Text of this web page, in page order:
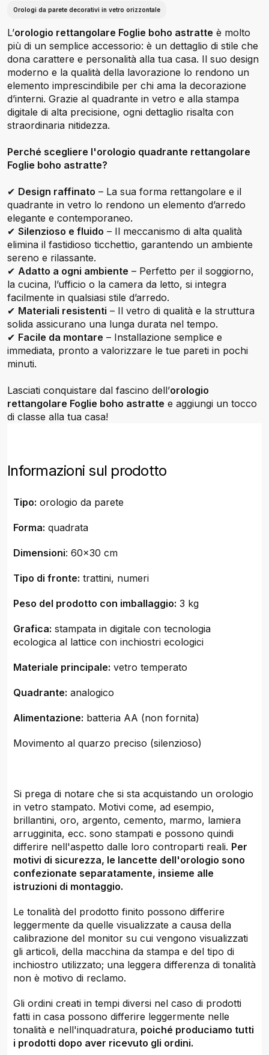
Orologi da parete decorativi in vetro orizzontale
L’orologio rettangolare Foglie boho astratte è molto
più di un semplice accessorio: è un dettaglio di stile che
dona carattere e personalità alla tua casa. Il suo design
moderno e la qualità della lavorazione lo rendono un
elemento imprescindibile per chi ama la decorazione
d’interni. Grazie al quadrante in vetro e alla stampa
digitale di alta precisione, ogni dettaglio risalta con
straordinaria nitidezza.
Perché scegliere l'orologio quadrante rettangolare
Foglie boho astratte?
✔ Design raffinato – La sua forma rettangolare e il
quadrante in vetro lo rendono un elemento d’arredo
elegante e contemporaneo.
✔ Silenzioso e fluido – Il meccanismo di alta qualità
elimina il fastidioso ticchettio, garantendo un ambiente
sereno e rilassante.
✔ Adatto a ogni ambiente – Perfetto per il soggiorno,
la cucina, l’ufficio o la camera da letto, si integra
facilmente in qualsiasi stile d’arredo.
✔ Materiali resistenti – Il vetro di qualità e la struttura
solida assicurano una lunga durata nel tempo.
✔ Facile da montare – Installazione semplice e
immediata, pronto a valorizzare le tue pareti in pochi
minuti.
Lasciati conquistare dal fascino dell’orologio
rettangolare Foglie boho astratte e aggiungi un tocco
di classe alla tua casa!
Informazioni sul prodotto
Tipo: orologio da parete
Forma: quadrata
Dimensioni: 60x30 cm
Tipo di fronte: trattini, numeri
Peso del prodotto con imballaggio: 3 kg
Grafica: stampata in digitale con tecnologia
ecologica al lattice con inchiostri ecologici
Materiale principale: vetro temperato
Quadrante: analogico
Alimentazione: batteria AA (non fornita)
Movimento al quarzo preciso (silenzioso)
Si prega di notare che si sta acquistando un orologio
in vetro stampato. Motivi come, ad esempio,
brillantini, oro, argento, cemento, marmo, lamiera
arrugginita, ecc. sono stampati e possono quindi
differire nell'aspetto dalle loro controparti reali. Per
motivi di sicurezza, le lancette dell'orologio sono
confezionate separatamente, insieme alle
istruzioni di montaggio.
Le tonalità del prodotto finito possono differire
leggermente da quelle visualizzate a causa della
calibrazione del monitor su cui vengono visualizzati
gli articoli, della macchina da stampa e del tipo di
inchiostro utilizzato; una leggera differenza di tonalità
non è motivo di reclamo.
Gli ordini creati in tempi diversi nel caso di prodotti
fatti in casa possono differire leggermente nelle
tonalità e nell'inquadratura, poiché produciamo tutti
i prodotti dopo aver ricevuto gli ordini.